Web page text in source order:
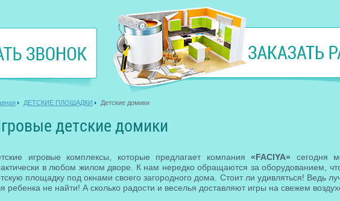
ДЕТСКИЕ ПЛОЩАДКИ Детские домики
детские домики
игровые комплексы, которые предлагает компания«FACIYA» сегодня
в любом жилом дворе. К нам нередко обращаются за оборудованием,
площадку под окнами своего загородного дома. Стоит ли удивляться! Ведь
ребенка не найти! А сколько радости и веселья доставляют игры на свежем